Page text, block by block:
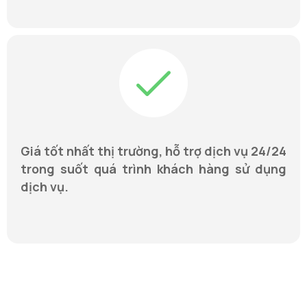
Giá tốt nhất thị trường, hỗ trợ dịch vụ 24/24
trong suốt quá trình khách hàng sử dụng
dịch vụ.